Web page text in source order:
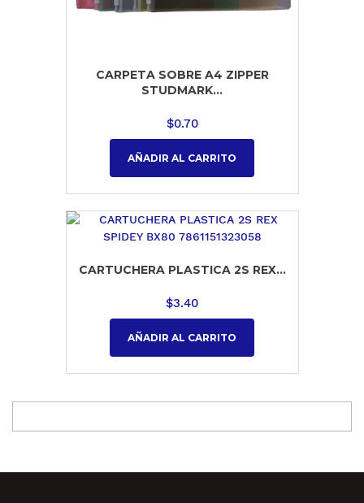
CARPETA SOBRE A4 ZIPPER
STUDMARK...
$0.70
AÑADIR AL CARRITO
CARTUCHERA PLASTICA 2S REX...
$3.40
AÑADIR AL CARRITO